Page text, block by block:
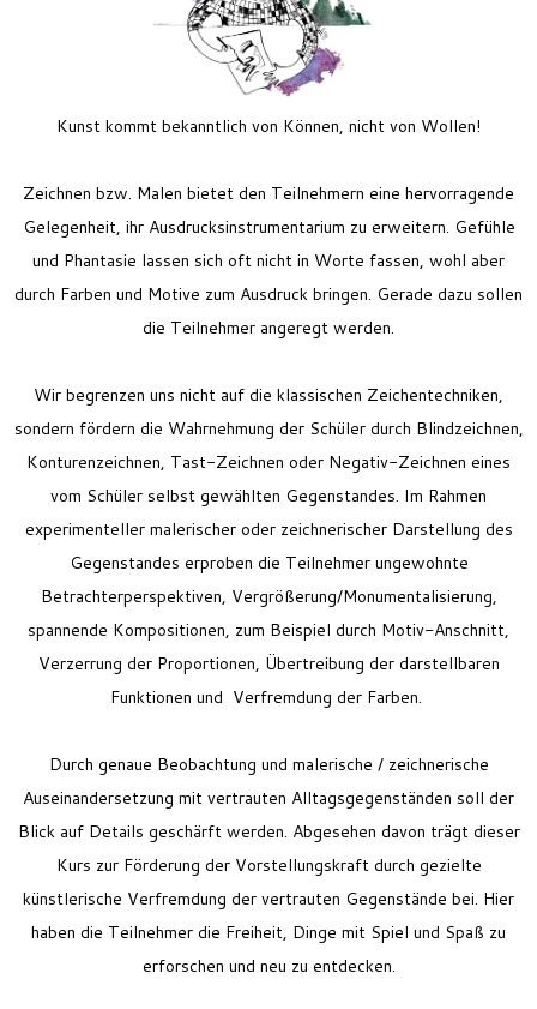
Feriencamp
Jobs
Kontakt
Kunst kommt bekanntlich von Können, nicht von Wollen!
Zeichnen bzw. Malen bietet den Teilnehmern eine hervorragende
Gelegenheit, ihr Ausdrucksinstrumentarium zu erweitern. Gefühle
und Phantasie lassen sich oft nicht in Worte fassen, wohl aber
durch Farben und Motive zum Ausdruck bringen. Gerade dazu sollen
die Teilnehmer angeregt werden.
Wir begrenzen uns nicht auf die klassischen Zeichentechniken,
sondern fördern die Wahrnehmung der Schüler durch Blindzeichnen,
Konturenzeichnen, Tast-Zeichnen oder Negativ-Zeichnen eines
vom Schüler selbst gewählten Gegenstandes. Im Rahmen
experimenteller malerischer oder zeichnerischer Darstellung des
Gegenstandes erproben die Teilnehmer ungewohnte
Betrachterperspektiven, Vergrößerung/Monumentalisierung,
spannende Kompositionen, zum Beispiel durch Motiv-Anschnitt,
Verzerrung der Proportionen, Übertreibung der darstellbaren
Funktionen und Verfremdung der Farben.
Durch genaue Beobachtung und malerische / zeichnerische
Auseinandersetzung mit vertrauten Alltagsgegenständen soll der
Blick auf Details geschärft werden. Abgesehen davon trägt dieser
Kurs zur Förderung der Vorstellungskraft durch gezielte
künstlerische Verfremdung der vertrauten Gegenstände bei. Hier
haben die Teilnehmer die Freiheit, Dinge mit Spiel und Spaß zu
erforschen und neu zu entdecken.